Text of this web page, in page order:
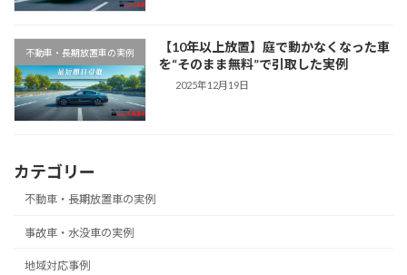
不動車・長期放置車の実例
【10年以上放置】庭で動かなくなった車
を“そのまま無料”で引取した実例
2025年12月19日
カテゴリー
不動車・長期放置車の実例
事故車・水没車の実例
地域対応事例